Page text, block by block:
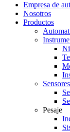
Empresa de
Nosotros
Productos
Pesaje